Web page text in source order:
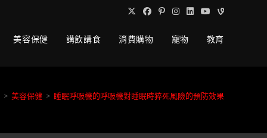
美容保健 講飲講食 消費購物 寵物 教育
> 美容保健 > 睡眠呼吸機的呼吸機對睡眠時猝死風險的預防效果